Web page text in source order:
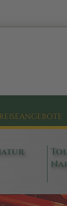
REISEANGEBOTE